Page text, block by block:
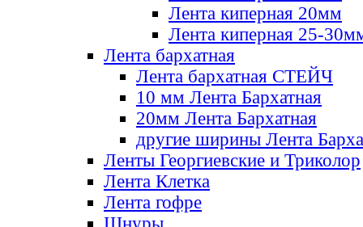
Лента киперная 20мм
Лента киперная 25-
Лента бархатная
Лента бархатная СТЕЙЧ
10 мм Лента Бархатная
20мм Лента Бархатная
другие ширины Лента
Ленты Георгиевские и Триколор
Лента Клетка
Лента гофре